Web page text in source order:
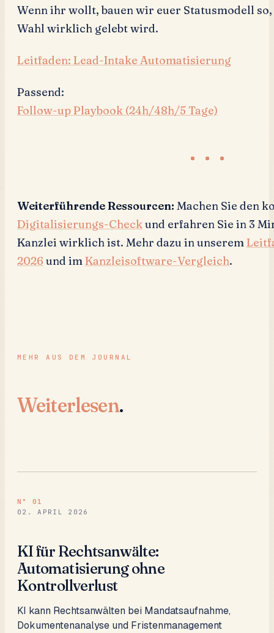
Wenn ihr wollt, bauen wir euer Statusmodell
Wahl wirklich gelebt wird.
Leitfaden: Lead-Intake Automatisierung
Passend:
Follow-up Playbook (24h/48h/5 Tage)
Weiterführende Ressourcen: Machen Sie den
Digitalisierungs-Checkund erfahren Sie in 3
Kanzlei wirklich ist. Mehr dazu in unserem
2026 und imKanzleisoftware-Vergleich.
MEHR AUS DEM JOURNAL
Weiterlesen.
N° 01
02. APRIL 2026
KI für Rechtsanwälte:
Automatisierung ohne
Kontrollverlust
KI kann Rechtsanwälten bei Mandatsaufnahme,
Dokumentenanalyse und Fristenmanagement